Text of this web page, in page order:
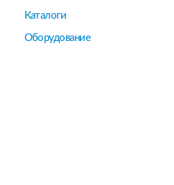
Каталоги
Оборудование